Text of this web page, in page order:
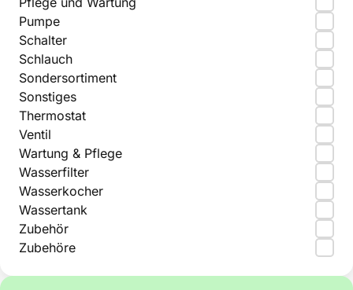
Pumpe
Schalter
Schlauch
Sondersortiment
Sonstiges
Thermostat
Ventil
Wartung & Pflege
Wasserfilter
Wasserkocher
Wassertank
Zubehör
Zubehöre